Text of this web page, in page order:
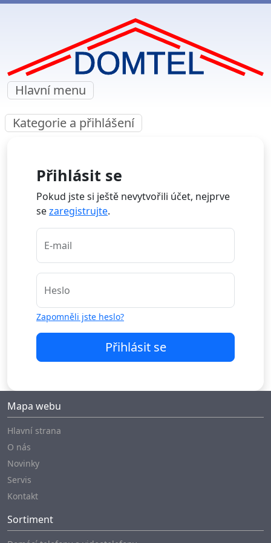
Hlavní menu
Kategorie a přihlášení
Přihlásit se
Pokud jste si ještě nevytvořili účet, nejprve
sezaregistrujte.
E-mail
Heslo
Zapomněli jste heslo?
Přihlásit se
Mapa webu
Hlavní strana
O nás
Novinky
Servis
Kontakt
Sortiment